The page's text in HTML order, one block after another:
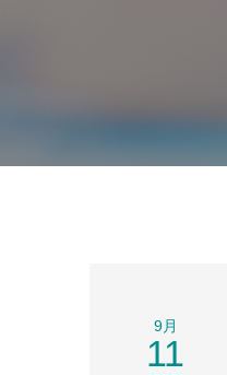
9月
11